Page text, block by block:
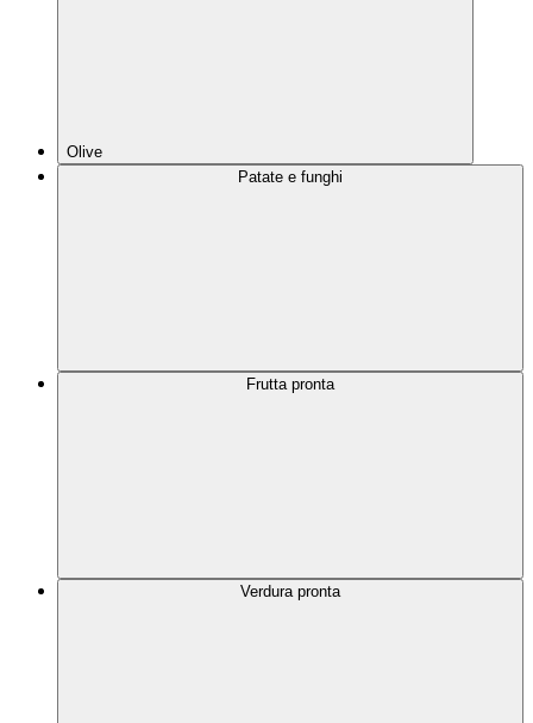
Olive
Patate e funghi
Frutta pronta
Verdura pronta